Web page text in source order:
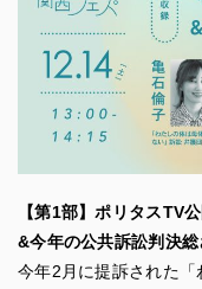
【第1部】ポリタスTV
&今年の公共訴訟判決総
今年2月に提訴された